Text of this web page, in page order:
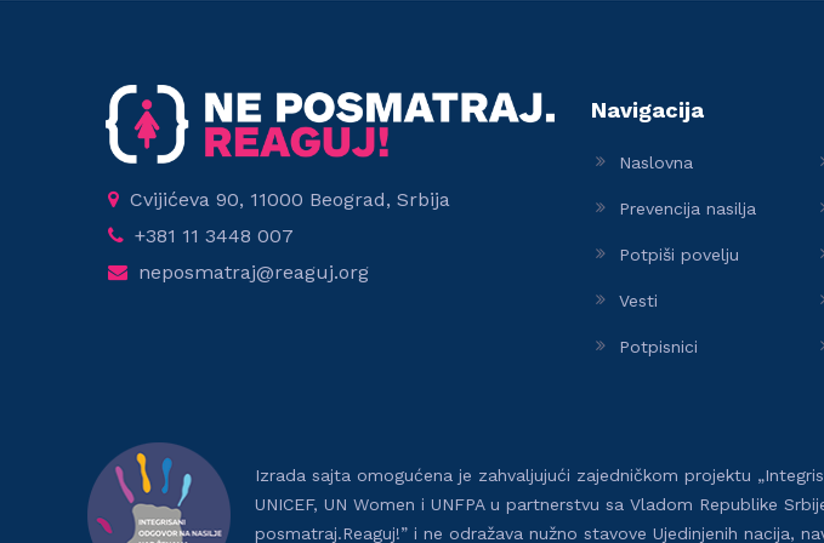
Cvijićeva 90, 11000 Beograd, Srbija
+381 11 3448 007
neposmatraj@reaguj.org
Navigacija
Naslovna
Prevencija nasilja
Potpiši povelju
Vesti
Potpisnici
Izrada sajta omogućena je zahvaljujući zajedničkom projektu
UNICEF, UN Women i UNFPA u partnerstvu sa Vladom Republike
posmatraj.Reaguj!” i ne odražava nužno stavove Ujedinjenih nacija,